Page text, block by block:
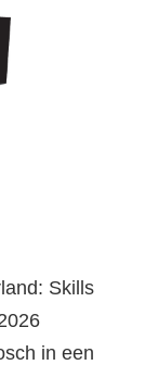
Skills
in een